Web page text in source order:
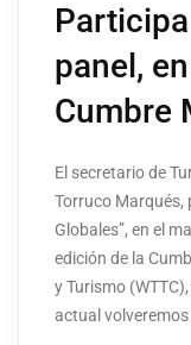
panel,
Cumbre
El secretario de
Torruco Marqués,
Globales”, en el
edición de la
y Turismo
actual